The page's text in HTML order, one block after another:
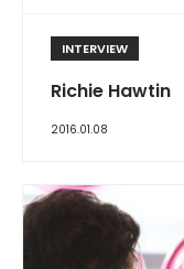
INTERVIEW
Richie Hawtin
2016.01.08